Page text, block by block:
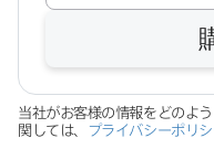
当社が​お客様の​情報を​どのよ
関しては、 プライバシーポリ